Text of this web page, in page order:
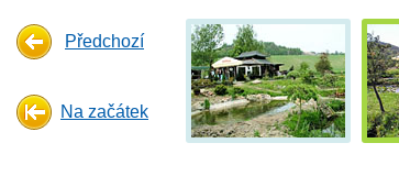
Předchozí
Na začátek